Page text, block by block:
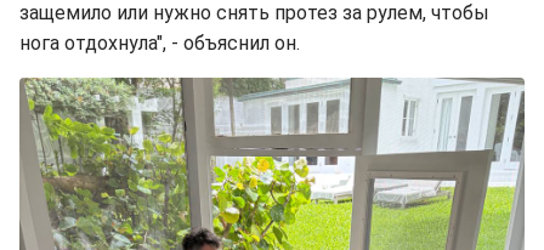
защемило или нужно снять протез за рулем, чтобы
нога отдохнула", - объяснил он.